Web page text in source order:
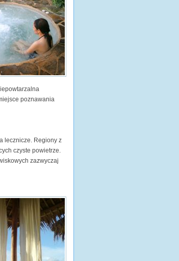
poznawania
lecznicze. Regiony z
czyste powietrze.
zazwyczaj